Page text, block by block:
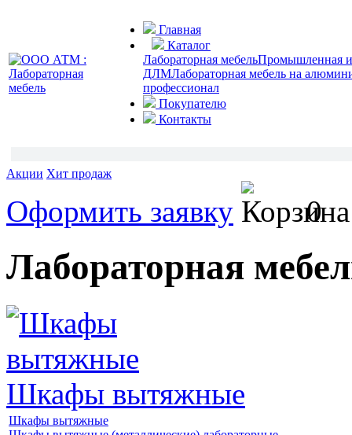
Главная
Каталог
Лабораторная мебельПромышленная и
ДЛМЛабораторная мебель на
профессионал
Покупателю
Контакты
Акции Хит продаж
Оформить заявку 0
Лабораторная
Шкафы вытяжные
Шкафы вытяжные